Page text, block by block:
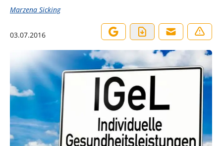
Marzena Sicking
03.07.2016